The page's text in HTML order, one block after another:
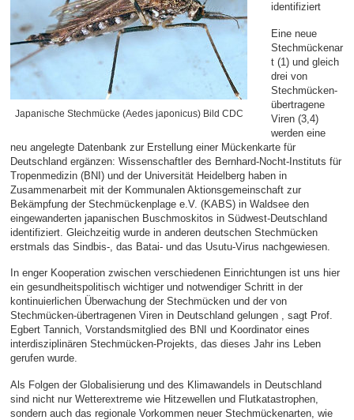
Japanische Stechmücke (Aedes japonicus) Bild CDC
identifiziert
Eine neue
Stechmückenar
t (1) und gleich
drei von
Stechmücken-
übertragene
Viren (3,4)
werden eine
neu angelegte Datenbank zur Erstellung einer Mückenkarte für
Deutschland ergänzen: Wissenschaftler des Bernhard-Nocht-Instituts für
Tropenmedizin (BNI) und der Universität Heidelberg haben in
Zusammenarbeit mit der Kommunalen Aktionsgemeinschaft zur
Bekämpfung der Stechmückenplage e.V. (KABS) in Waldsee den
eingewanderten japanischen Buschmoskitos in Südwest-Deutschland
identifiziert. Gleichzeitig wurde in anderen deutschen Stechmücken
erstmals das Sindbis-, das Batai- und das Usutu-Virus nachgewiesen.
In enger Kooperation zwischen verschiedenen Einrichtungen ist uns hier
ein gesundheitspolitisch wichtiger und notwendiger Schritt in der
kontinuierlichen Überwachung der Stechmücken und der von
Stechmücken-übertragenen Viren in Deutschland gelungen , sagt Prof.
Egbert Tannich, Vorstandsmitglied des BNI und Koordinator eines
interdisziplinären Stechmücken-Projekts, das dieses Jahr ins Leben
gerufen wurde.
Als Folgen der Globalisierung und des Klimawandels in Deutschland
sind nicht nur Wetterextreme wie Hitzewellen und Flutkatastrophen,
sondern auch das regionale Vorkommen neuer Stechmückenarten, wie